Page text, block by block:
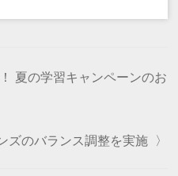
夏の学習キャンペーンのお
ズのバランス調整を実施 〉